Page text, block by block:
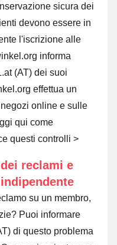
sicura dei
devono essere in
l'iscrizione alle
informa
(AT) dei suoi
effettua un
online e sulle
qui come
questi controlli >
reclami e
su un membro,
Puoi informare
di questo problema